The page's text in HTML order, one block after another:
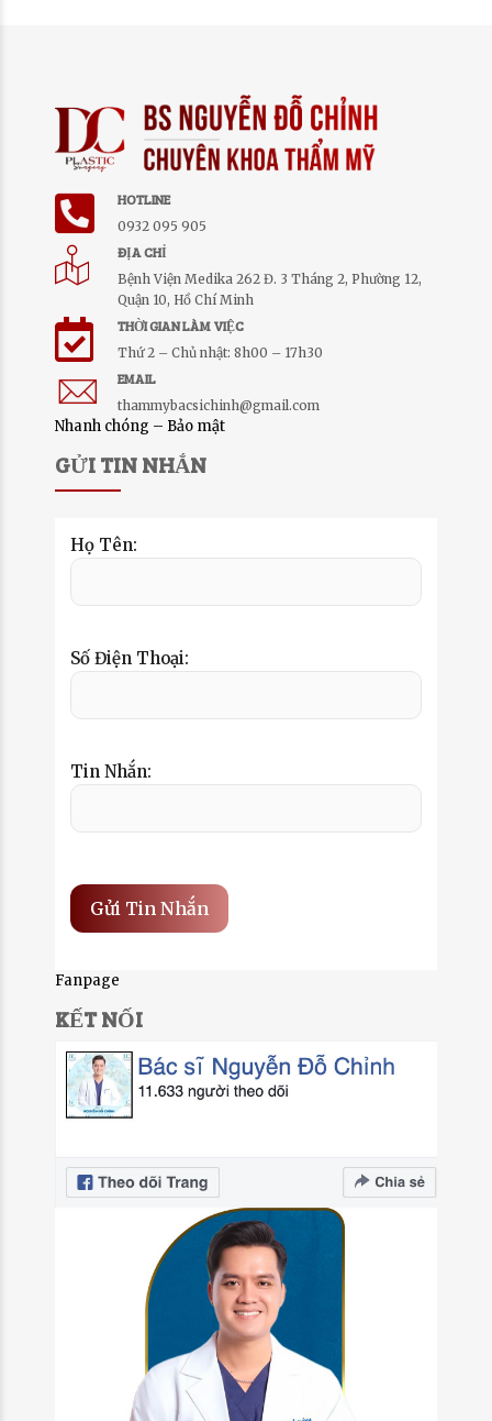
HOTLINE
0932 095 905
ĐỊA CHỈ
Bệnh Viện Medika 262 Đ. 3 Tháng 2, Phường 12,
Quận 10, Hồ Chí Minh
THỜI GIAN LÀM VIỆC
Thứ 2 – Chủ nhật: 8h00 – 17h30
EMAIL
thammybacsichinh@gmail.com
Nhanh chóng – Bảo mật
GỬI TIN NHẮN
Họ Tên:
Số Điện Thoại:
Tin Nhắn:
Fanpage
KẾT NỐI